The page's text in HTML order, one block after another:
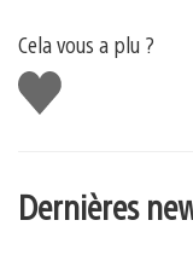
Cela vous a plu ?
J'aime
Dernières